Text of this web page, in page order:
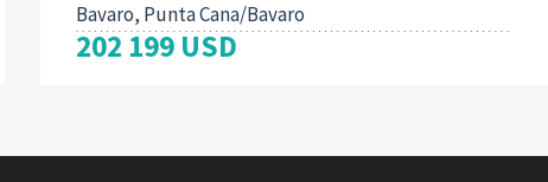
Bavaro, Punta Cana/Bavaro
202 199 USD